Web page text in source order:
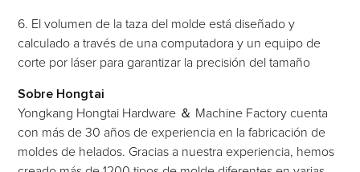
6. El volumen de la taza del molde está diseñado y
calculado a través de una computadora y un equipo de
corte por láser para garantizar la precisión del tamaño
Sobre Hongtai
Yongkang Hongtai Hardware ＆ Machine Factory cuenta
con más de 30 años de experiencia en la fabricación de
moldes de helados. Gracias a nuestra experiencia, hemos